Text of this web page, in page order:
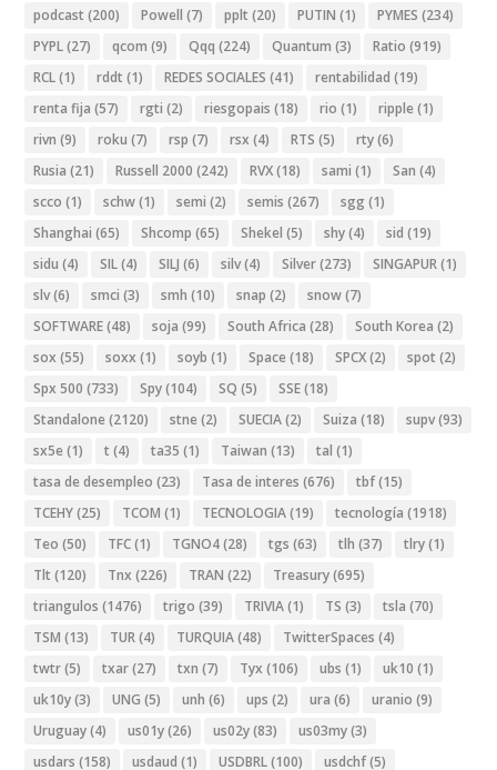
podcast (200) Powell (7) pplt (20) PUTIN (1) PYMES (234)
PYPL(27) qcom (9) Qqq (224) Quantum (3) Ratio (919)
RCL(1) rddt (1) REDES SOCIALES (41) rentabilidad (19)
renta fija (57) rgti (2) riesgopais (18) rio (1) ripple (1)
rivn (9) roku (7) rsp (7) rsx (4) RTS (5) rty(6)
Rusia (21) Russell 2000 (242) RVX(18) sami (1) San (4)
scco (1) schw(1) semi (2) semis (267) sgg (1)
Shanghai (65) Shcomp (65) Shekel (5) shy(4) sid (19)
sidu (4) SIL(4) SILJ (6) silv(4) Silver(273) SINGAPUR(1)
slv(6) smci (3) smh (10) snap (2) snow(7)
SOFTWARE(48) soja (99) South Africa (28) South Korea (2)
sox (55) soxx (1) soyb (1) Space (18) SPCX(2) spot (2)
Spx 500 (733) Spy(104) SQ (5) SSE(18)
Standalone (2120) stne (2) SUECIA(2) Suiza (18) supv(93)
sx5e (1) t (4) ta35 (1) Taiwan (13) tal (1)
tasa de desempleo (23) Tasa de interes (676) tbf(15)
TCEHY(25) TCOM (1) TECNOLOGIA(19) tecnología (1918)
Teo (50) TFC(1) TGNO4(28) tgs (63) tlh (37) tlry(1)
Tlt (120) Tnx (226) TRAN (22) Treasury(695)
triangulos (1476) trigo (39) TRIVIA(1) TS (3) tsla (70)
TSM (13) TUR(4) TURQUIA(48) TwitterSpaces (4)
twtr(5) txar(27) txn (7) Tyx (106) ubs (1) uk10 (1)
uk10y(3) UNG (5) unh (6) ups (2) ura (6) uranio (9)
Uruguay(4) us01y(26) us02y(83) us03my(3)
usdars (158) usdaud (1) USDBRL(100) usdchf(5)